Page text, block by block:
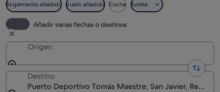
Alojamiento añadido Vuelo añadido Coche Turista
Añadir varias fechas o destinos
Origen
Destino
Puerto Deportivo Tomás Maestre, San Javier, Región